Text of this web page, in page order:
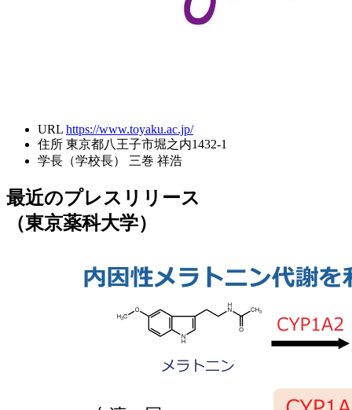
URL https://www.toyaku.ac.jp/
住所 東京都八王子市堀之内1432-1
学長（学校長）
三巻 祥浩
最近のプレスリリース
（東京薬科大学）